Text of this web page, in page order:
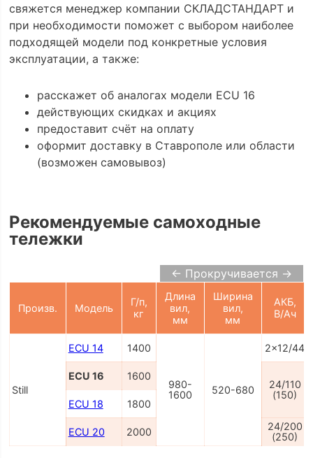
свяжется менеджер компании СКЛАДСТАНДАРТ и
при необходимости поможет с выбором наиболее
подходящей модели под конкретные условия
эксплуатации, а также:
расскажет об аналогах модели ECU 16
действующих скидках и акциях
предоставит счёт на оплату
оформит доставку в Ставрополе или области
(возможен самовывоз)
Рекомендуемые самоходные
тележки
← Прокручивается →
Произв. Модель
Г/п,
кг
Длина
вил,
мм
Ширина
вил,
мм
АКБ,
В/Ач
Still
ECU 14 1400
980-
1600
520-680
2x12/44
ECU 16 1600
24/110
(150)
ECU 18 1800
ECU 20 2000
24/200
(250)